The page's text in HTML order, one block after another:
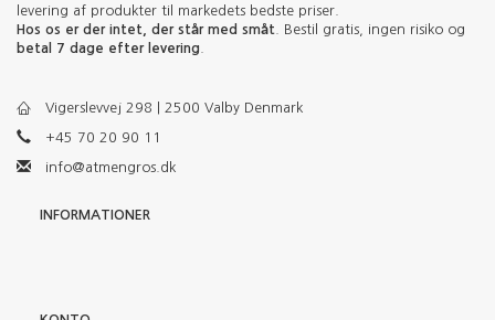
levering af produkter til markedets bedste priser.
Hos os er der intet, der står med småt . Bestil gratis, ingen risiko og
betal 7 dage efter levering
Vigerslevvej 298 | 2500 Valby Denmark
+45 70 20 90 11
info@atmengros.dk
INFORMATIONER